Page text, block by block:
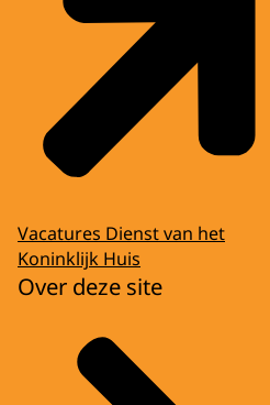
Vacatures Dienst van het
Koninklijk Huis
Over deze site